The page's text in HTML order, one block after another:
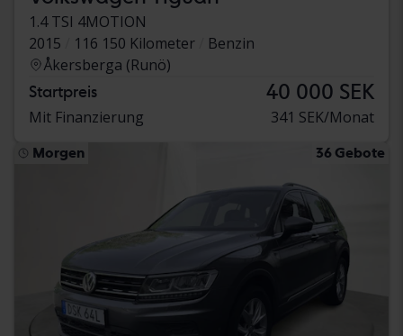
1.4 TSI 4MOTION
2015
116 150 Kilometer
Benzin
Åkersberga (Runö)
Startpreis 40 000 SEK
Mit Finanzierung 341 SEK/Monat
Morgen 36 Gebote